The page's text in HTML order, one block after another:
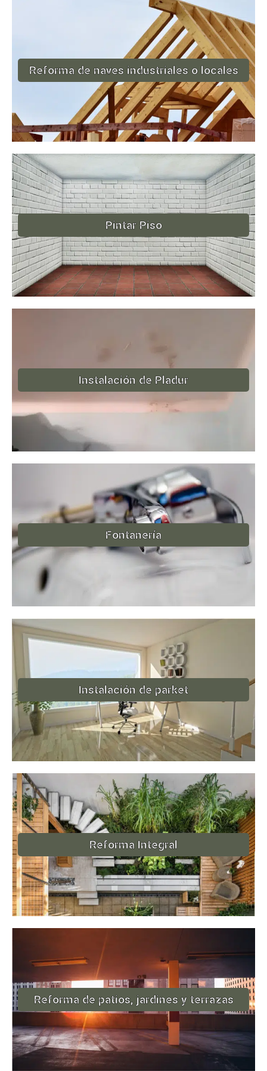
Reforma de naves industriales o locales
Pintar Piso
Instalación de Pladur
Fontanería
Instalación de parket
Reforma Integral
Reforma de patios, jardines y terrazas